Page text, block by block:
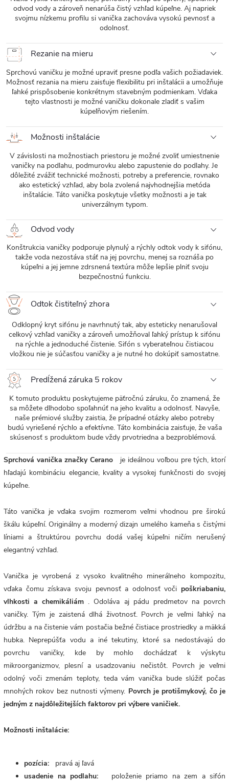
odvod vody a zároveň nenarúša čistý vzhľad kúpeľne. Aj napriek
svojmu nízkemu profilu si vanička zachováva vysokú pevnosť a
odolnosť.
Rezanie na mieru
Sprchovú vaničku je možné upraviť presne podľa vašich požiadaviek.
Možnosť rezania na mieru zaisťuje flexibilitu pri inštalácii a umožňuje
ľahké prispôsobenie konkrétnym stavebným podmienkam. Vďaka
tejto vlastnosti je možné vaničku dokonale zladiť s vašim
kúpeľňovým riešením.
Možnosti inštalácie
V závislosti na možnostiach priestoru je možné zvoliť umiestnenie
vaničky na podlahu, podmurovku alebo zapustenie do podlahy. Je
dôležité zvážiť technické možnosti, potreby a preferencie, rovnako
ako estetický vzhľad, aby bola zvolená najvhodnejšia metóda
inštalácie. Táto vanička poskytuje všetky možnosti a je tak
univerzálnym typom.
Odvod vody
Konštrukcia vaničky podporuje plynulý a rýchly odtok vody k sifónu,
takže voda nezostáva stáť na jej povrchu, menej sa roznáša po
kúpeľni a jej jemne zdrsnená textúra môže lepšie plniť svoju
bezpečnostnú funkciu.
Odtok čistiteľný zhora
Odklopný kryt sifónu je navrhnutý tak, aby esteticky nenarušoval
celkový vzhľad vaničky a zároveň umožňoval ľahký prístup k sifónu
na rýchle a jednoduché čistenie. Sifón s vyberateľnou čistiacou
vložkou nie je súčasťou vaničky a je nutné ho dokúpiť samostatne.
Predĺžená záruka 5 rokov
K tomuto produktu poskytujeme päťročnú záruku, čo znamená, že
sa môžete dlhodobo spoľahnúť na jeho kvalitu a odolnosť. Navyše,
naše prémiové služby zaistia, že prípadné otázky alebo potreby
budú vyriešené rýchlo a efektívne. Táto kombinácia zaisťuje, že vaša
skúsenosť s produktom bude vždy prvotriedna a bezproblémová.
Sprchová vanička značky Cerano
je ideálnou voľbou pre tých, ktorí
hľadajú kombináciu elegancie, kvality a vysokej funkčnosti do svojej
kúpeľne.
Táto vanička je vďaka svojim rozmerom veľmi vhodnou pre širokú
škálu kúpeľní. Originálny a moderný dizajn umelého kameňa s čistými
líniami a štruktúrou povrchu dodá vašej kúpeľni ničím nerušený
elegantný vzhľad.
Vanička je vyrobená z vysoko kvalitného minerálneho kompozitu,
vďaka čomu získava svoju pevnosť a odolnosť voči poškriabaniu,
vlhkosti a chemikáliám . Odoláva aj pádu predmetov na povrch
vaničky. Tým je zaistená dlhá životnosť. Povrch je veľmi ľahký na
údržbu a na čistenie vám postačia bežné čistiace prostriedky a mäkká
hubka. Neprepúšťa vodu a iné tekutiny, ktoré sa nedostávajú do
povrchu vaničky, kde by mohlo dochádzať k výskytu
mikroorganizmov, plesní a usadzovaniu nečistôt. Povrch je veľmi
odolný voči zmenám teploty, teda vám vanička bude slúžiť počas
mnohých rokov bez nutnosti výmeny. Povrch je protišmykový, čo je
jedným z najdôležitejších faktorov pri výbere vaničiek.
Možnosti inštalácie:
pozícia:
pravá aj ľavá
usadenie na podlahu:
položenie priamo na zem a sifón